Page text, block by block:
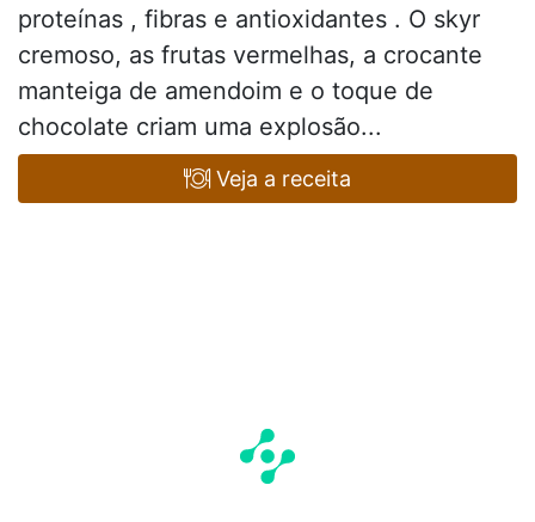
proteínas , fibras e antioxidantes . O skyr
cremoso, as frutas vermelhas, a crocante
manteiga de amendoim e o toque de
chocolate criam uma explosão...
Veja a receita